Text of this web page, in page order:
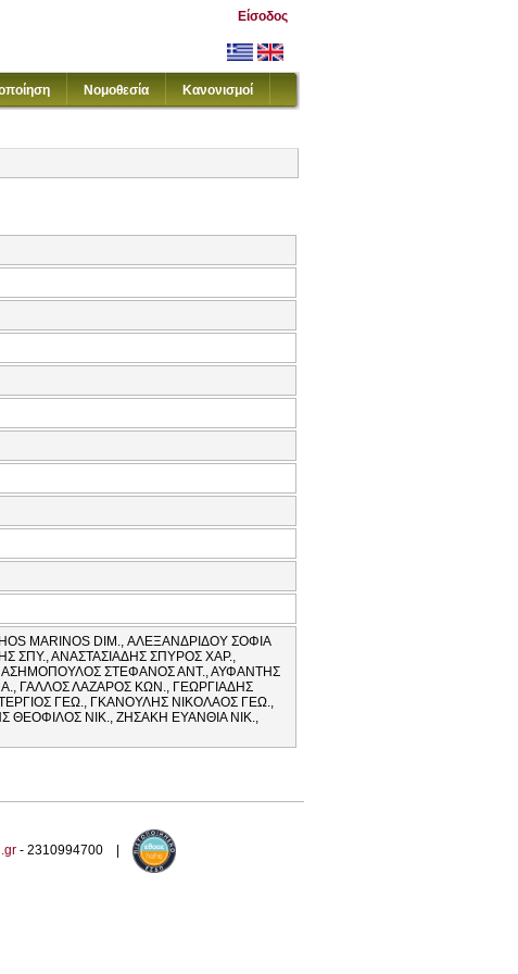
Είσοδος
Νομοθεσία Κανονισμοί
MARINOS DIM., ΑΛΕΞΑΝΔΡΙΔΟΥ ΣΟΦΙΑ
ΣΠΥ., ΑΝΑΣΤΑΣΙΑΔΗΣ ΣΠΥΡΟΣ ΧΑΡ.,
ΑΣΗΜΟΠΟΥΛΟΣ ΣΤΕΦΑΝΟΣ ΑΝΤ., ΑΥΦΑΝΤΗΣ
ΓΑΛΛΟΣ ΛΑΖΑΡΟΣ ΚΩΝ., ΓΕΩΡΓΙΑΔΗΣ
ΓΕΩ., ΓΚΑΝΟΥΛΗΣ ΝΙΚΟΛΑΟΣ ΓΕΩ.,
ΝΙΚ., ΖΗΣΑΚΗ ΕΥΑΝΘΙΑ ΝΙΚ.,
- 2310994700 |